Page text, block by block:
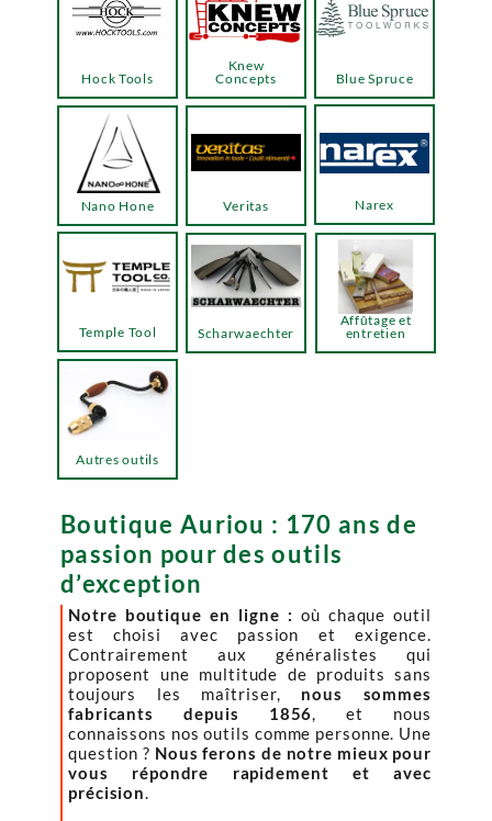
Boutique Auriou : 170 ans de
passion pour des outils
d’exception
Notre boutique en ligne : où chaque outil
est choisi avec passion et exigence.
Contrairement aux généralistes qui
proposent une multitude de produits sans
toujours les maîtriser, nous sommes
fabricants depuis 1856, et nous
connaissons nos outils comme personne. Une
question ? Nous ferons de notre mieux pour
vous répondre rapidement et avec
précision.
Hock Tools
Knew
Concepts
Temple Tool
Blue Spruce
Narex
Veritas
Nano Hone
Autres outils
Scharwaechter
Affûtage et
entretien